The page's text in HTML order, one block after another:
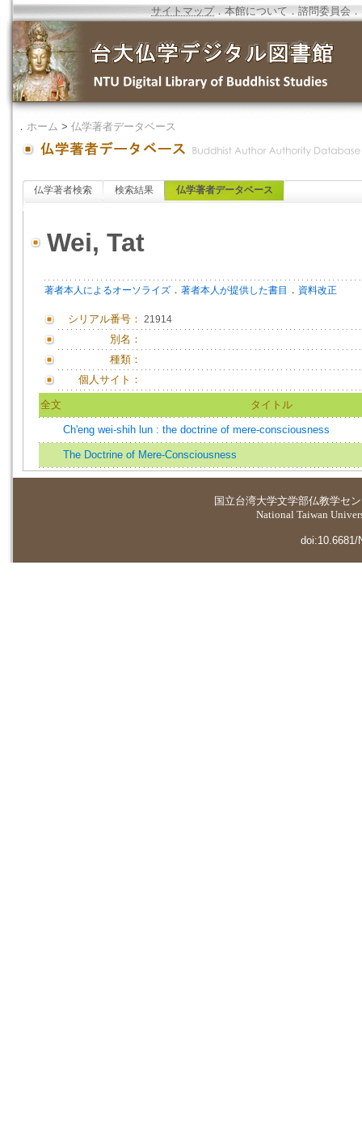
サイトマップ．本館について ．諮問委員会 ．
． ホーム > 仏学著者データベース
仏学著者検索 検索結果 仏学著者データベース
Wei, Tat
著者本人によるオーソライズ ． 著者本人が提供した書目 ． 資料改正
シリアル番号： 21914
別名：
種類：
個人サイト：
全文 タイトル
Ch'eng wei-shih lun : the doctrine of mere-consciousness
The Doctrine of Mere-Consciousness
国立台湾大学文学部仏教学セ
National Taiwan
doi:10.6681/